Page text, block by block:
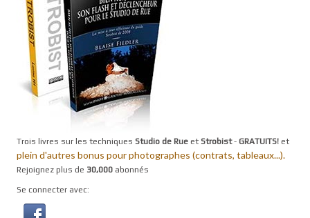
Trois livres sur les techniques Studio de Rue et Strobist- GRATUITS! et
plein d'autres bonus pour photographes (contrats, tableaux...).
Rejoignez plus de 30,000 abonnés
Se connecter avec: